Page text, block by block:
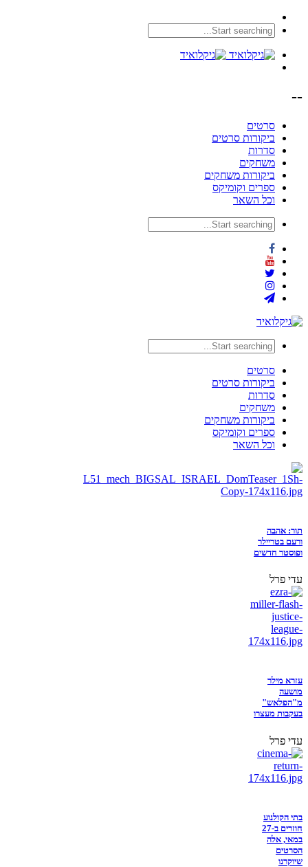
--
סרטים
ביקורות סרטים
סדרות
משחקים
ביקורות משחקים
ספרים וקומיקס
וכל השאר
סרטים
ביקורות סרטים
סדרות
משחקים
ביקורות משחקים
ספרים וקומיקס
וכל השאר
תור: אהבה
ורעם בטריילר
ופוסטר חדשים
עדי פרל
עזרא מילר
מושעה
מ"הפלאש"
בעקבות מעצרו
עדי פרל
בתי הקולנוע
חוזרים ב-27
במאי, אלה
הסרטים
שיוקרנו